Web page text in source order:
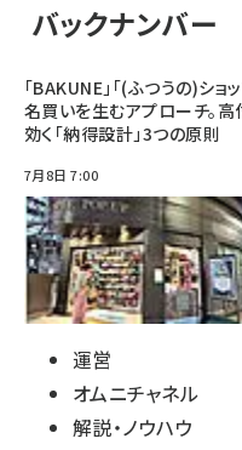
バックナンバー
「BAKUNE」「(ふつうの)ショ
名買いを生むアプローチ。
効く「納得設計」3つの原則
7月8日 7:00
運営
オムニチャネル
解説・ノウハウ